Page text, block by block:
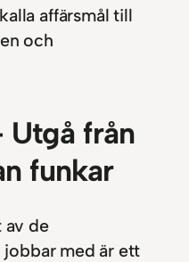
affärsmål till
och
Utgå från
funkar
av de
med är ett